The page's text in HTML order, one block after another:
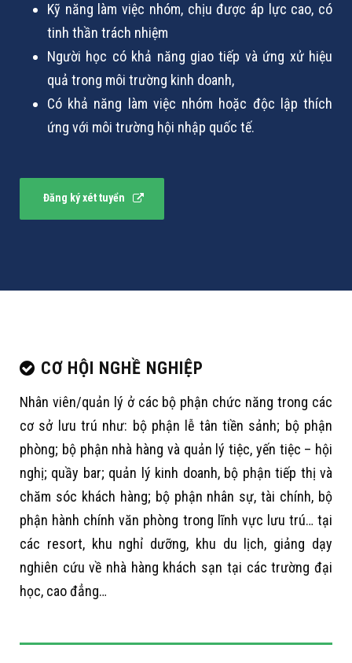
Kỹ năng làm việc nhóm, chịu được áp lực cao, có
tinh thần trách nhiệm
Người học có khả năng giao tiếp và ứng xử hiệu
quả trong môi trường kinh doanh,
Có khả năng làm việc nhóm hoặc độc lập thích
ứng với môi trường hội nhập quốc tế.
Đăng ký xét tuyển
CƠ HỘI NGHỀ NGHIỆP
Nhân viên/quản lý ở các bộ phận chức năng trong các
cơ sở lưu trú như: bộ phận lễ tân tiền sảnh; bộ phận
phòng; bộ phận nhà hàng và quản lý tiệc, yến tiệc – hội
nghị; quầy bar; quản lý kinh doanh, bộ phận tiếp thị và
chăm sóc khách hàng; bộ phận nhân sự, tài chính, bộ
phận hành chính văn phòng trong lĩnh vực lưu trú… tại
các resort, khu nghỉ dưỡng, khu du lịch, giảng dạy
nghiên cứu về nhà hàng khách sạn tại các trường đại
học, cao đẳng…